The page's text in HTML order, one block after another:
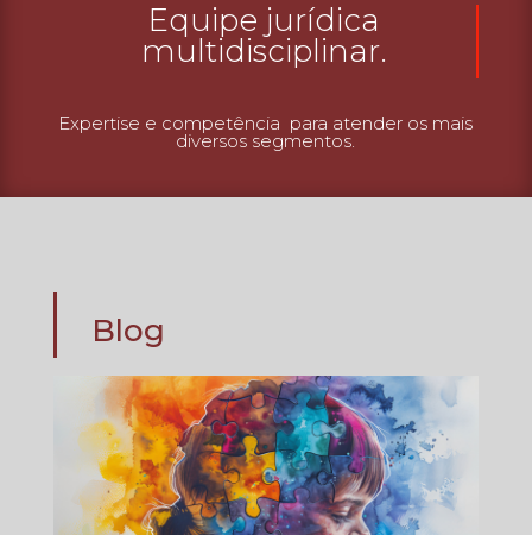
Equipe jurídica
multidisciplinar.
Expertise e competência para atender os mais
diversos segmentos.
Blog